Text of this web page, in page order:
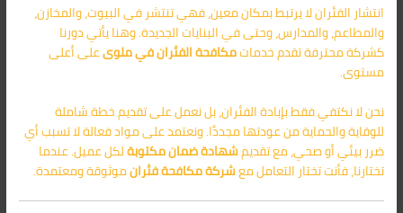
انتشار الفئران لا يرتبط بمكان معين، فهي تنتشر في البيوت، والمخازن،
والمطاعم، والمدارس، وحتى في البنايات الجديدة. وهنا يأتي دورنا
كشركة محترفة تقدم خدماتمكافحة الفئران في ملوىعلى أعلى
مستوى.
نحن لا نكتفي فقط بإبادة الفئران، بل نعمل على تقديم خطة شاملة
للوقاية والحماية من عودتها مجددًا. ونعتمد على مواد فعالة لا تسبب أي
ضرر بيئي أو صحي، مع تقديمشهادة ضمان مكتوبةلكل عميل. عندما
تختارنا، فأنت تختار التعامل معشركة مكافحة فئرانموثوقة ومعتمدة.